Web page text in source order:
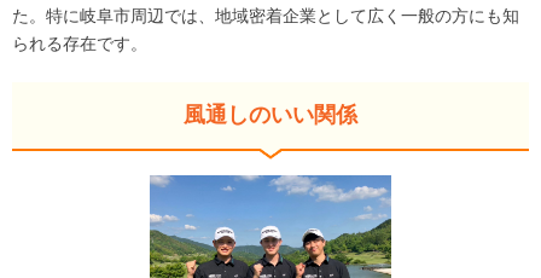
た。特に岐阜市周辺では、地域密着企業として広く一般の方にも知
られる存在です。
風通しのいい関係